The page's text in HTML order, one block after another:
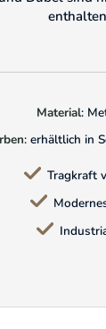
Tragkraft
Material:
: erhältlich in